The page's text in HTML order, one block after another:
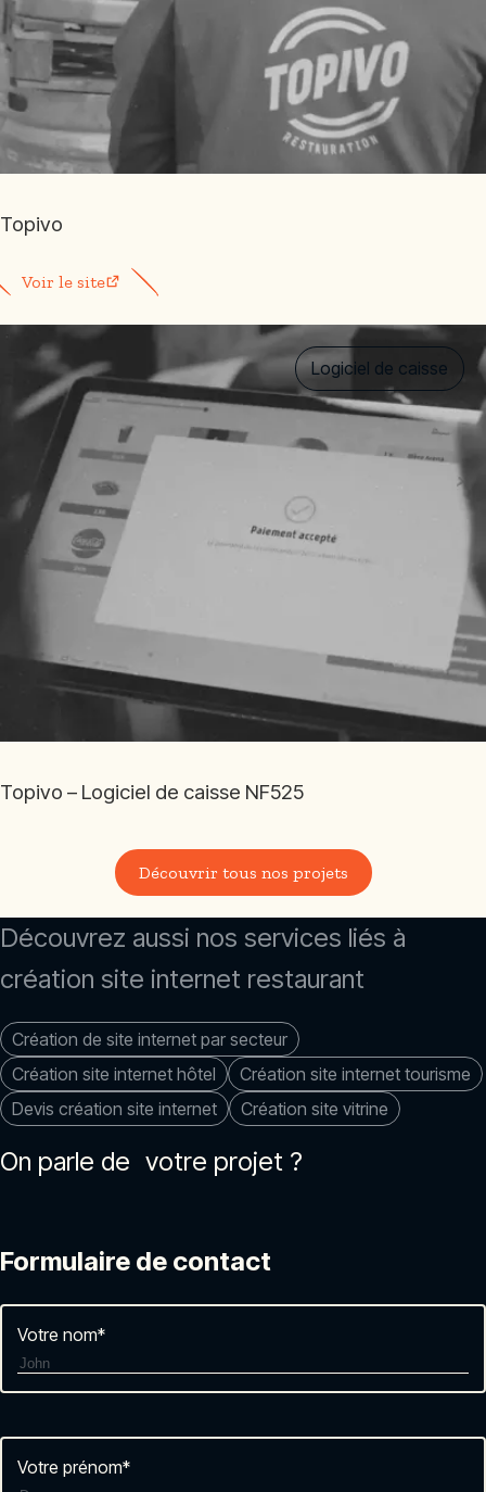
Topivo
Voir le site
Logiciel de caisse
Topivo – Logiciel de caisse NF525
Découvrir tous nos projets
Découvrez aussi nos services liés à
création site internet restaurant
Création de site internet par secteur
Création site internet hôtel
Création site internet tourisme
Devis création site internet
Création site vitrine
On parle de votre projet ?
Formulaire de contact
Votre nom*
Votre prénom*